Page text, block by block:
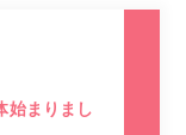
始まりまし